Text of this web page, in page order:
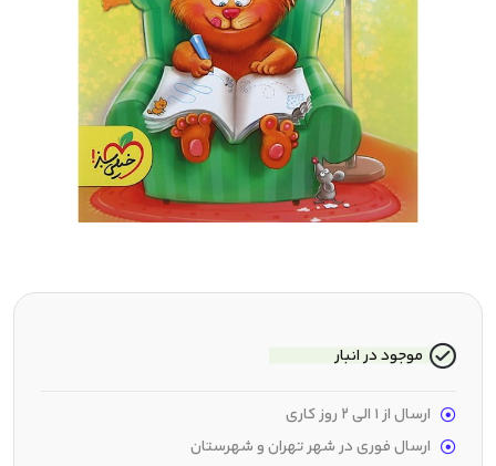
موجود در انبار
ارسال از 1 الی 2 روز کاری
ارسال فوری در شهر تهران و شهرستان